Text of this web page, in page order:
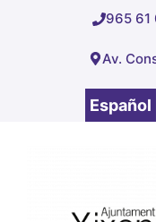
965 61
Av.
Español